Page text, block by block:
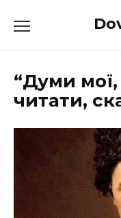
до
“Думи мої,
читати,